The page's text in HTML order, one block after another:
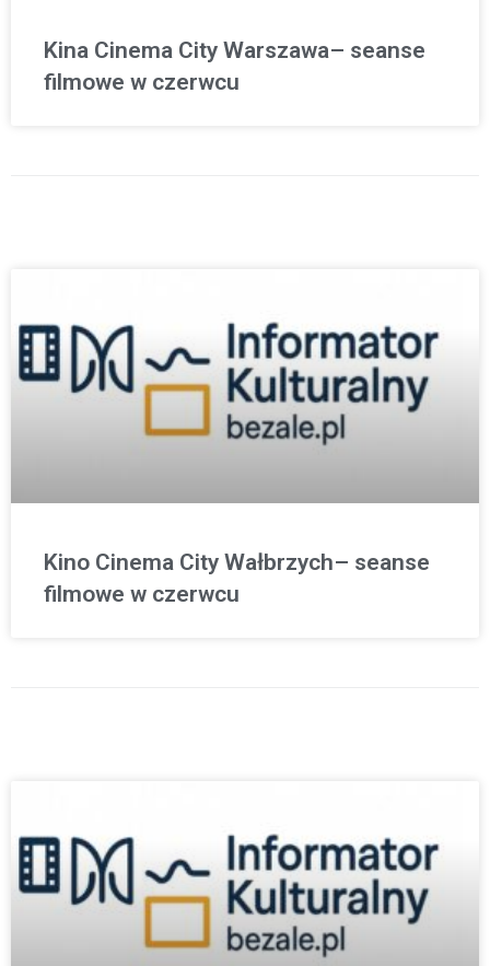
Kina Cinema City Warszawa– seanse
filmowe w czerwcu
Kino Cinema City Wałbrzych– seanse
filmowe w czerwcu